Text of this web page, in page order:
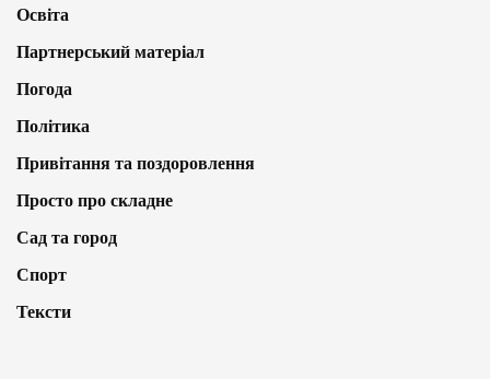
Освіта
Партнерський матеріал
Погода
Політика
Привітання та поздоровлення
Просто про складне
Сад та город
Спорт
Тексти